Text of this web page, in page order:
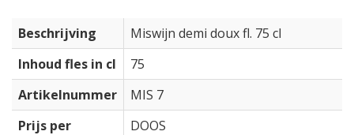
Beschrijving
Miswijn demi doux fl. 75 cl
Inhoud fles in cl
75
Artikelnummer
MIS 7
Prijs per
DOOS